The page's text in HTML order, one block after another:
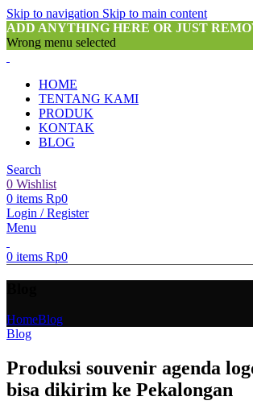
Skip to navigation Skip to main content
ADD ANYTHING HERE OR JUST
Wrong menu selected
HOME
TENTANG KAMI
PRODUK
KONTAK
BLOG
Search
0 Wishlist
0 items Rp0
Login / Register
Menu
0 items Rp0
HomeBlog
Blog
Produksi souvenir agenda
bisa dikirim ke Pekalongan